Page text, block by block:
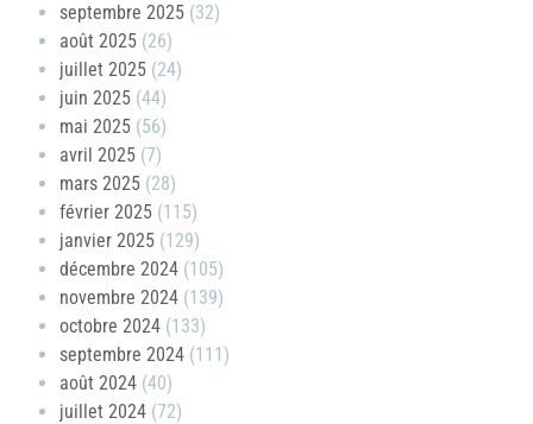
septembre 2025 (32)
août 2025 (26)
juillet 2025 (24)
juin 2025 (44)
mai 2025 (56)
avril 2025 (7)
mars 2025 (28)
février 2025 (115)
janvier 2025 (129)
décembre 2024 (105)
novembre 2024 (139)
octobre 2024 (133)
septembre 2024 (111)
août 2024 (40)
juillet 2024 (72)